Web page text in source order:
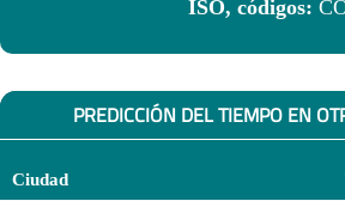
ISO, códigos:
PREDICCIÓN DEL TIEMPO EN
Ciudad